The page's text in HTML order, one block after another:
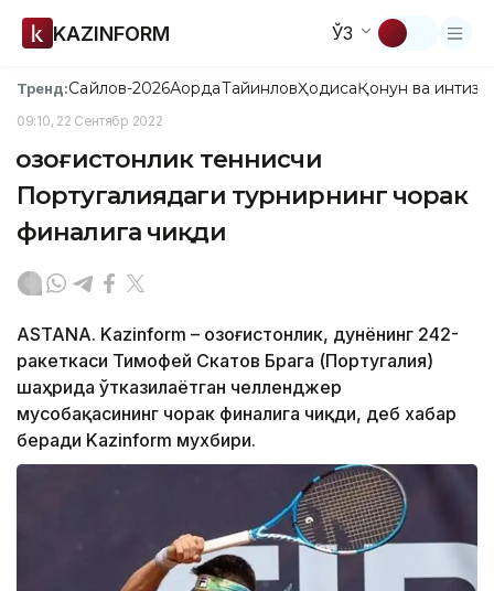
KAZINFORM ЎЗ
Тренд:Сайлов-2026АқордаТайинловҲодисаҚонун ва
09:10, 22 Сентябр 2022
Қозоғистонлик теннисчи
Португалиядаги турнирнинг чорак
финалига чиқди
ASTANA. Kazinform – Қозоғистонлик, дунёнинг 242-
ракеткаси Тимофей Скатов Брага (Португалия)
шаҳрида ўтказилаётган челленджер
мусобақасининг чорак финалига чиқди, деб хабар
беради Kazinform мухбири.